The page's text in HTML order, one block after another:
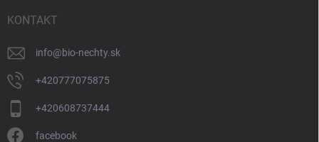
KONTAKT
info@bio-nechty.sk
+420777075875
+420608737444
facebook